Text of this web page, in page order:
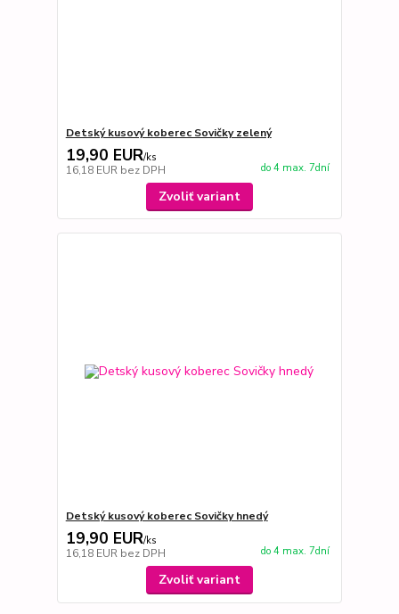
Detský kusový koberec Sovičky zelený
19,90 EUR/ks
16,18 EUR bez DPH do 4 max. 7dní
Zvoliť variant
Detský kusový koberec Sovičky hnedý
19,90 EUR/ks
16,18 EUR bez DPH do 4 max. 7dní
Zvoliť variant